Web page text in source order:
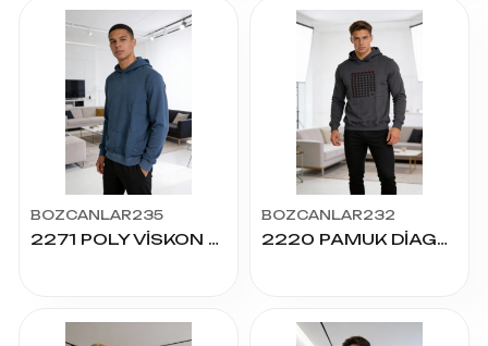
BOZCANLAR235
2271 POLY VİSKON JAKARLI KAPŞONLU
BOZCANLAR232
2220 PAMUK DİAGONEL G.BASKI KAPŞONLU